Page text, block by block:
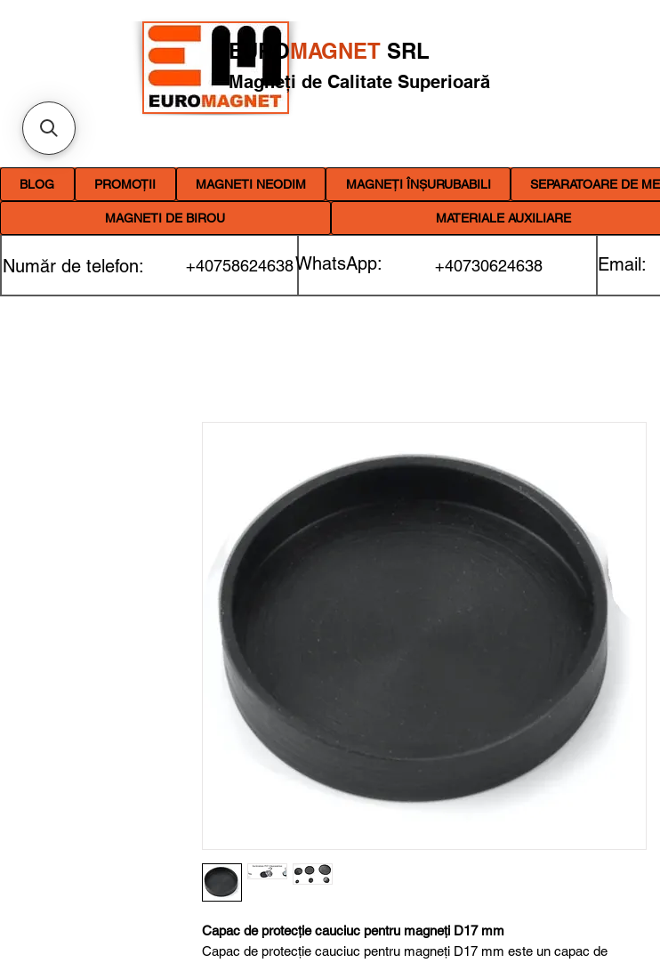
EUROMAGNET SRL
Magneți de Calitate Superioară
BLOG PROMOȚII MAGNETI NEODIM MAGNEȚI ÎNȘURUBABILI SEPARATOARE DE
MAGNETI DE BIROU MATERIALE AUXILIARE
Număr de telefon: +40758624638WhatsApp: +40730624638 Email:
Capac de protecție cauciuc pentru magneți D17 mm
Capac de protecție cauciuc pentru magneți D17 mm este un capac de